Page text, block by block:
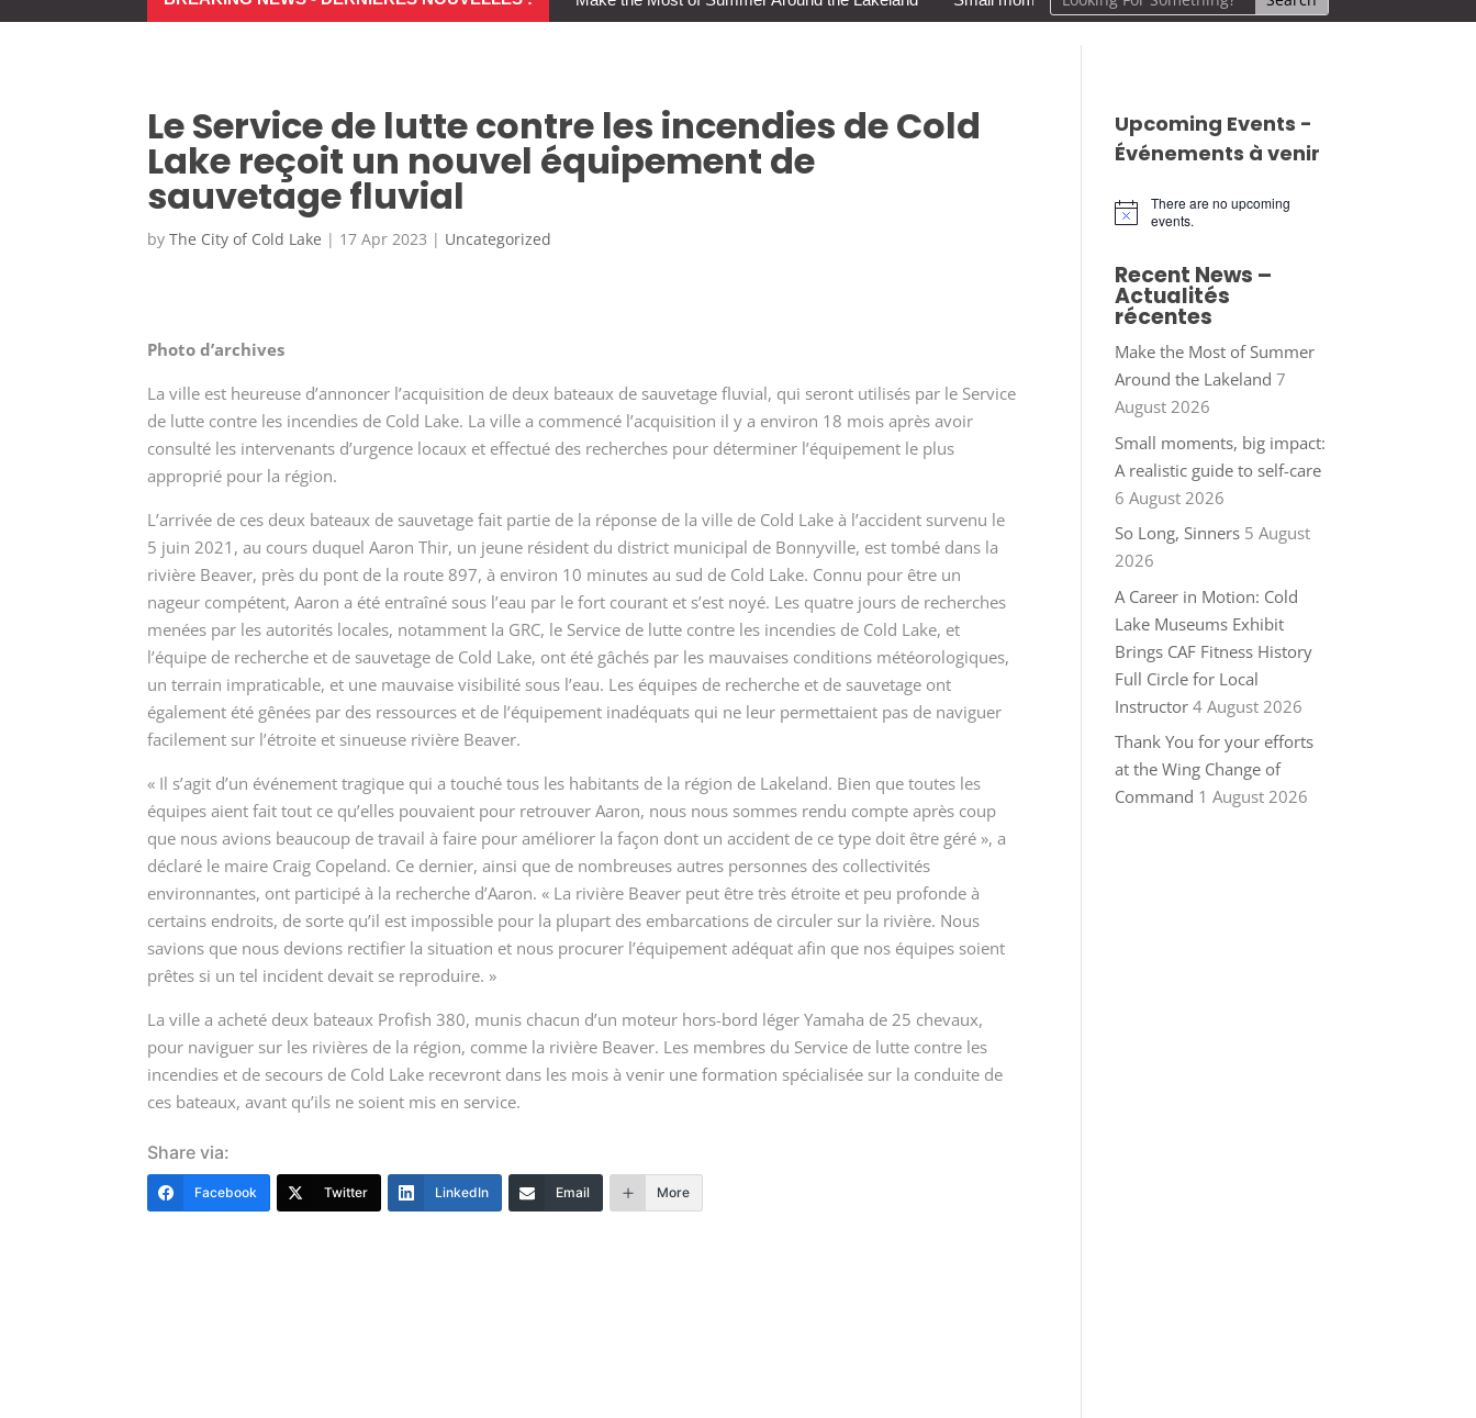
Le Service de lutte contre les incendies de Cold
Lake reçoit un nouvel équipement de
sauvetage fluvial
byThe City of Cold Lake | 17 Apr 2023 | Uncategorized
Photo d’archives
La ville est heureuse d’annoncer l’acquisition de deux bateaux de sauvetage fluvial, qui seront utilisés par le Service
de lutte contre les incendies de Cold Lake. La ville a commencé l’acquisition il y a environ 18 mois après avoir
consulté les intervenants d’urgence locaux et effectué des recherches pour déterminer l’équipement le plus
approprié pour la région.
L’arrivée de ces deux bateaux de sauvetage fait partie de la réponse de la ville de Cold Lake à l’accident survenu le
5 juin 2021, au cours duquel Aaron Thir, un jeune résident du district municipal de Bonnyville, est tombé dans la
rivière Beaver, près du pont de la route 897, à environ 10 minutes au sud de Cold Lake. Connu pour être un
nageur compétent, Aaron a été entraîné sous l’eau par le fort courant et s’est noyé. Les quatre jours de recherches
menées par les autorités locales, notamment la GRC, le Service de lutte contre les incendies de Cold Lake, et
l’équipe de recherche et de sauvetage de Cold Lake, ont été gâchés par les mauvaises conditions météorologiques,
un terrain impraticable, et une mauvaise visibilité sous l’eau. Les équipes de recherche et de sauvetage ont
également été gênées par des ressources et de l’équipement inadéquats qui ne leur permettaient pas de naviguer
facilement sur l’étroite et sinueuse rivière Beaver.
« Il s’agit d’un événement tragique qui a touché tous les habitants de la région de Lakeland. Bien que toutes les
équipes aient fait tout ce qu’elles pouvaient pour retrouver Aaron, nous nous sommes rendu compte après coup
que nous avions beaucoup de travail à faire pour améliorer la façon dont un accident de ce type doit être géré », a
déclaré le maire Craig Copeland. Ce dernier, ainsi que de nombreuses autres personnes des collectivités
environnantes, ont participé à la recherche d’Aaron. « La rivière Beaver peut être très étroite et peu profonde à
certains endroits, de sorte qu’il est impossible pour la plupart des embarcations de circuler sur la rivière. Nous
savions que nous devions rectifier la situation et nous procurer l’équipement adéquat afin que nos équipes soient
prêtes si un tel incident devait se reproduire. »
La ville a acheté deux bateaux Profish 380, munis chacun d’un moteur hors-bord léger Yamaha de 25 chevaux,
pour naviguer sur les rivières de la région, comme la rivière Beaver. Les membres du Service de lutte contre les
incendies et de secours de Cold Lake recevront dans les mois à venir une formation spécialisée sur la conduite de
ces bateaux, avant qu’ils ne soient mis en service.
Share via:
Facebook Twitter LinkedIn Email More
Upcoming Events -
Événements à venir
Notice
There are no upcoming
events.
Recent News –
Actualités
récentes
Make the Most of Summer
Around the Lakeland 7
August 2026
Small moments, big impact:
A realistic guide to self-care
6 August 2026
So Long, Sinners 5 August
2026
A Career in Motion: Cold
Lake Museums Exhibit
Brings CAF Fitness History
Full Circle for Local
Instructor 4 August 2026
Thank You for your efforts
at the Wing Change of
Command 1 August 2026